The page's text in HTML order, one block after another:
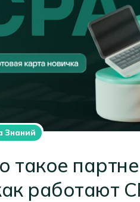
Знаний
такое
работают